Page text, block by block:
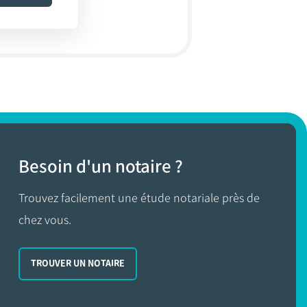
Besoin d'un notaire ?
Trouvez facilement une étude notariale près de
chez vous.
TROUVER UN NOTAIRE